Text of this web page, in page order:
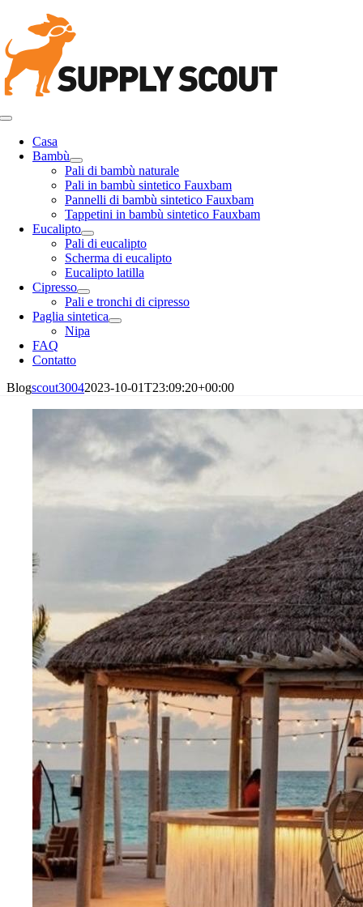
contenuto
Attiva/disattiva
navigazione
Casa
Bambù
Pali di bambù naturale
Pali in bambù sintetico Fauxbam
Pannelli di bambù sintetico Fauxbam
Tappetini in bambù sintetico Fauxbam
Eucalipto
Pali di eucalipto
Scherma di eucalipto
Eucalipto latilla
Cipresso
Pali e tronchi di cipresso
Paglia sintetica
Nipa
FAQ
Contatto
Blogscout30042023-10-01T23:09:20+00:00